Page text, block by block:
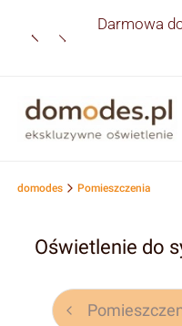
Darmowa
domodes Pomieszczenia
Oświetlenie do